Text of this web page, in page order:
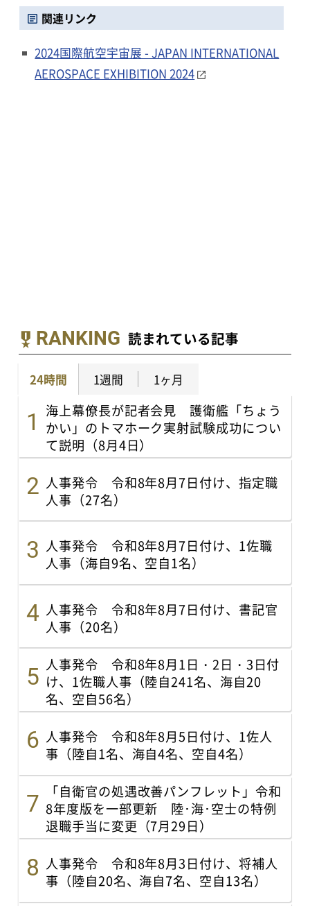
関連リンク
2024国際航空宇宙展 - JAPAN INTERNATIONAL
AEROSPACE EXHIBITION 2024
RANKING 読まれている記事
24時間 1週間 1ヶ月
海上幕僚長が記者会見 護衛艦「ちょう
かい」のトマホーク実射試験成功につい
て説明（8月4日）
人事発令 令和8年8月7日付け、指定職
人事（27名）
人事発令 令和8年8月7日付け、1佐職
人事（海自9名、空自1名）
人事発令 令和8年8月7日付け、書記官
人事（20名）
人事発令 令和8年8月1日・2日・3日付
け、1佐職人事（陸自241名、海自20
名、空自56名）
人事発令 令和8年8月5日付け、1佐人
事（陸自1名、海自4名、空自4名）
「自衛官の処遇改善パンフレット」令和
8年度版を一部更新 陸･海･空士の特例
退職手当に変更（7月29日）
人事発令 令和8年8月3日付け、将補人
事（陸自20名、海自7名、空自13名）